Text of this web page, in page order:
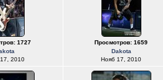
1727
2010
Просмотров: 1659
Dakota
Нояб 17, 2010